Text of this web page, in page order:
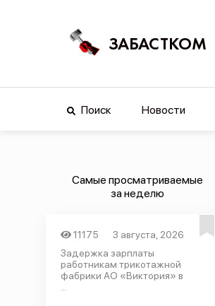
ЗАБАСТКОМ
Поиск Новости
Самые просматриваемые
за неделю
11175
3 августа, 2026
Задержка зарплаты
работникам трикотажной
фабрики АО «Виктория» в